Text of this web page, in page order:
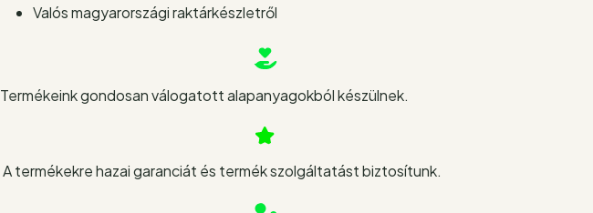
Valós magyarországi raktárkészletről
Termékeink gondosan válogatott alapanyagokból készülnek.
A termékekre hazai garanciát és termék szolgáltatást biztosítunk.